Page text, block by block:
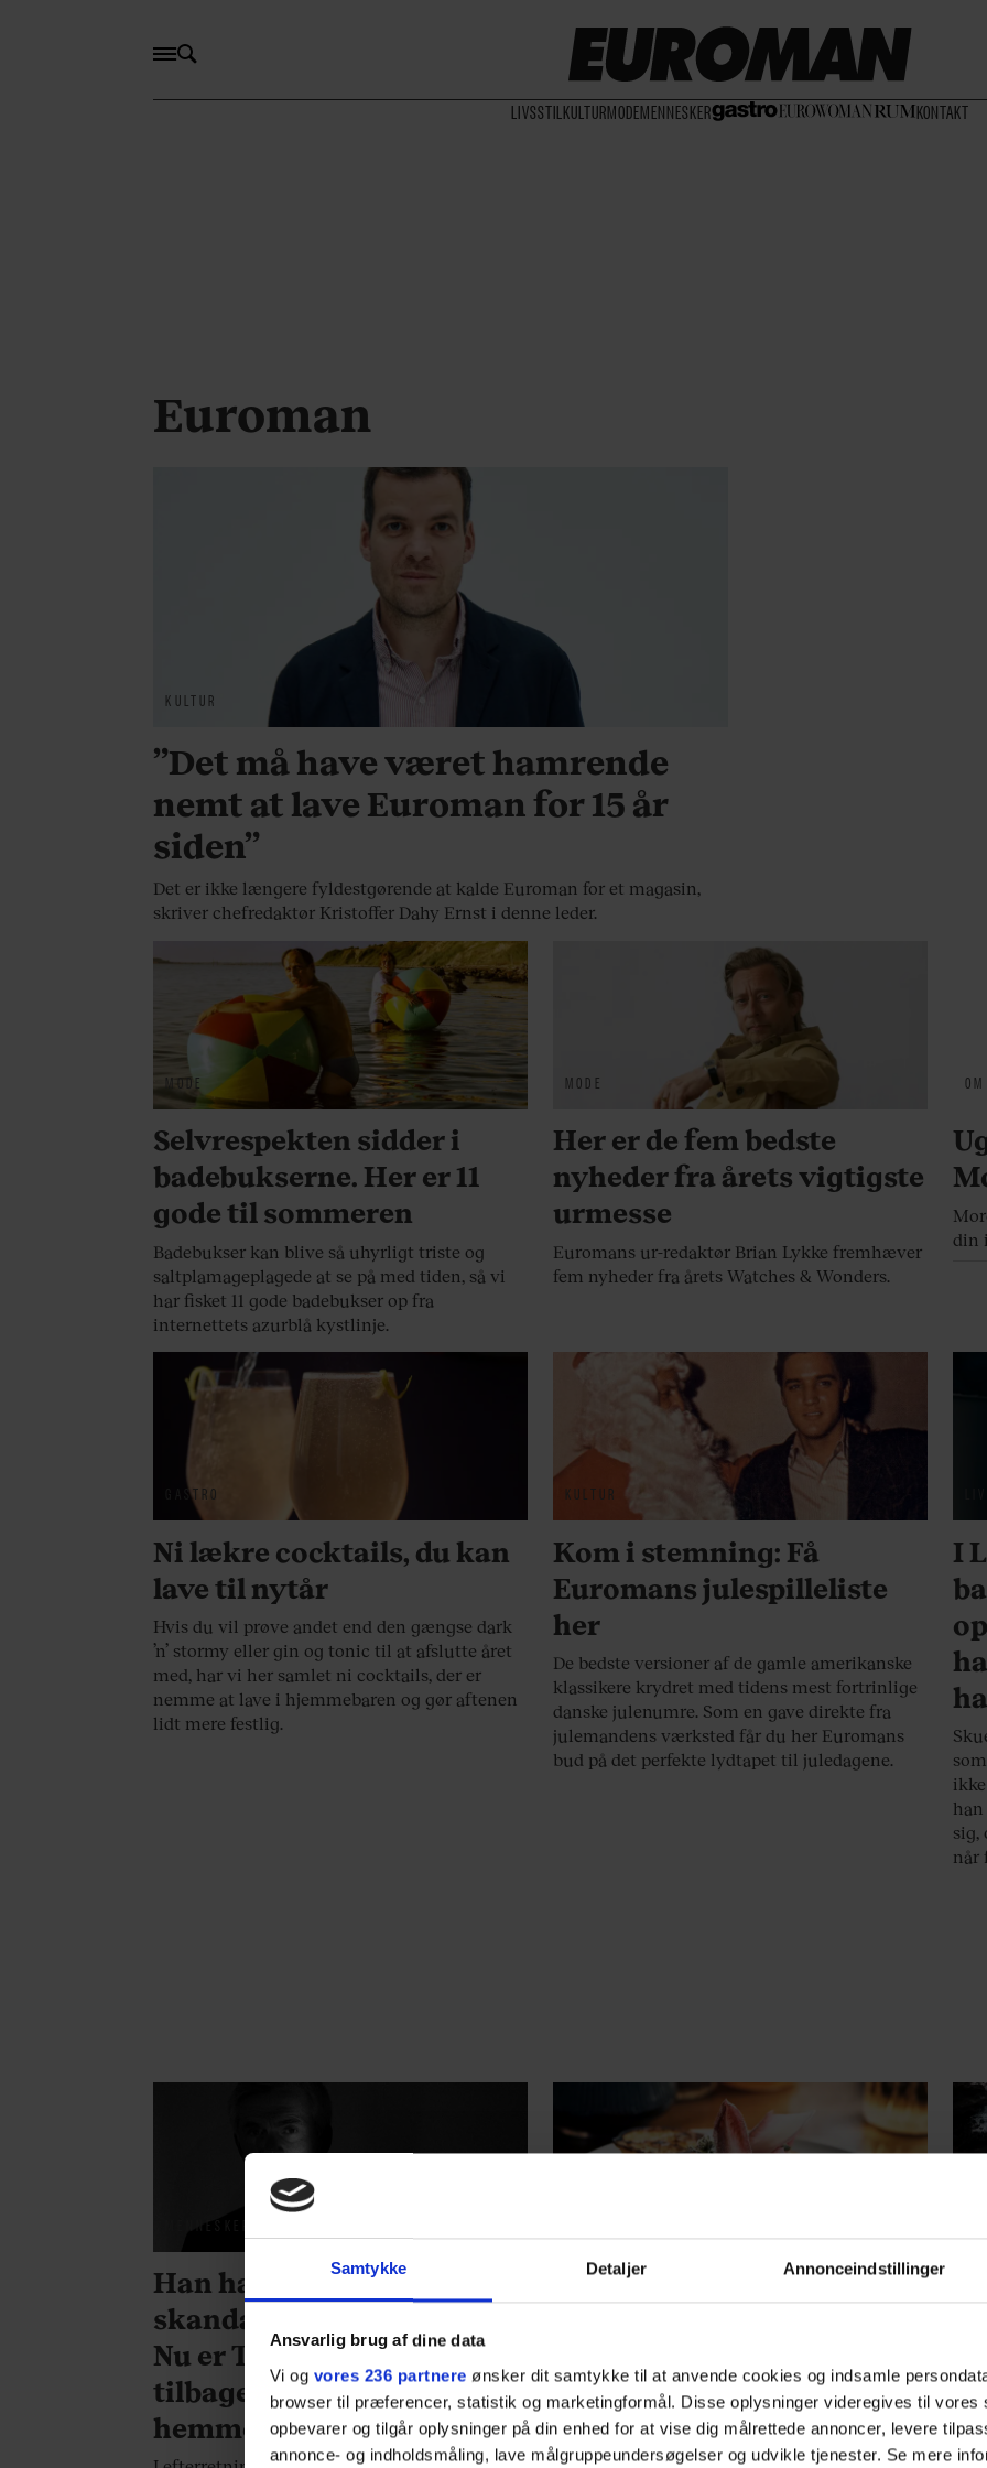
Samtykke Detaljer Annonceindstillinger
Ansvarlig brug af dine data
Vi og vores 236 partnere ønsker dit samtykke til at anvende cookies og indsamle
browser til præferencer, statistik og marketingformål. Disse oplysninger videregives til vores
opbevarer og tilgår oplysninger på din enhed for at vise dig målrettede annoncer, levere
annonce- og indholdsmåling, lave målgruppeundersøgelser og udvikle tjenester. Se mere
LIVSSTIL KULTURMODEMENNESKER KONTAKT
Euroman
KULTUR
”Det må have været hamrende
nemt at lave Euroman for 15 år
siden”
Det er ikke længere fyldestgørende at kalde Euroman for et magasin,
skriver chefredaktør Kristoffer Dahy Ernst i denne leder.
MODE
Selvrespekten sidder i
badebukserne. Her er 11
gode til sommeren
Badebukser kan blive så uhyrligt triste og
saltplamageplagede at se på med tiden, så vi
har fisket 11 gode badebukser op fra
internettets azurblå kystlinje.
MODE
Her er de fem bedste
nyheder fra årets vigtigste
urmesse
Euromans ur-redaktør Brian Lykke fremhæver
fem nyheder fra årets Watches & Wonders.
din
GASTRO
Ni lækre cocktails, du kan
lave til nytår
Hvis du vil prøve andet end den gængse dark
’n’ stormy eller gin og tonic til at afslutte året
med, har vi her samlet ni cocktails, der er
nemme at lave i hjemmebaren og gør aftenen
lidt mere festlig.
KULTUR
Kom i stemning: Få
Euromans julespilleliste
her
De bedste versioner af de gamle amerikanske
klassikere krydret med tidens mest fortrinlige
danske julenumre. Som en gave direkte fra
julemandens værksted får du her Euromans
bud på det perfekte lydtapet til juledagene.
I
sig,
når
Han har overlevet den ene
skandale efter den anden.
Nu er Thomas Ahrenkiel
tilbage i landets
hemmeligste job
Nu er det jul igen: Her er 11
Vi kommer hele landet rundt.